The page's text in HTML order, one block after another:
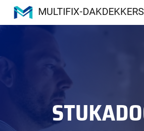
MULTIFIX-DAKDEKKERS